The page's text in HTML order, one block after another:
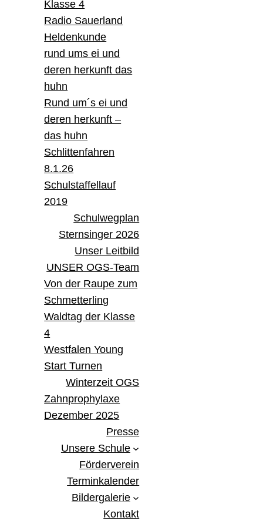
Klasse 4
Radio Sauerland
Heldenkunde
rund ums ei und
deren herkunft das
huhn
Rund um´s ei und
deren herkunft –
das huhn
Schlittenfahren
8.1.26
Schulstaffellauf
2019
Schulwegplan
Sternsinger 2026
Unser Leitbild
UNSER OGS-Team
Von der Raupe zum
Schmetterling
Waldtag der Klasse
4
Westfalen Young
Start Turnen
Winterzeit OGS
Zahnprophylaxe
Dezember 2025
Presse
Unsere Schule
Förderverein
Terminkalender
Bildergalerie
Kontakt